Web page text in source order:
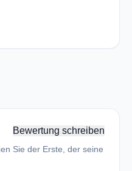
Bewertung schreiben
Sie der Erste, der seine